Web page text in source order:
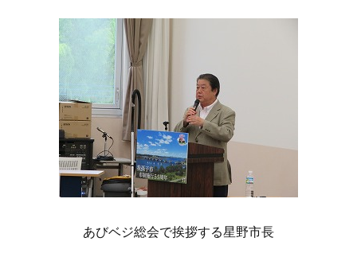
あびベジ総会で挨拶する星野市長